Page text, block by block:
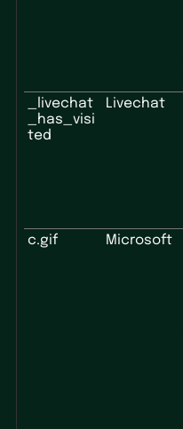
_livechat
_has_visi
ted
Livechat
c.gif Microsoft